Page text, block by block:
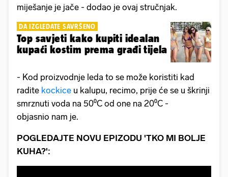
miješanje je jače - dodao je ovaj stručnjak.
DA IZGLEDATE SAVRŠENO
Top savjeti kako kupiti idealan
kupaći kostim prema građi tijela
- Kod proizvodnje leda to se može koristiti kad
radite kockice u kalupu, recimo, prije će se u škrinji
smrznuti voda na 50⁰C od one na 20⁰C -
objasnio nam je.​
POGLEDAJTE NOVU EPIZODU 'TKO MI BOLJE
KUHA?':